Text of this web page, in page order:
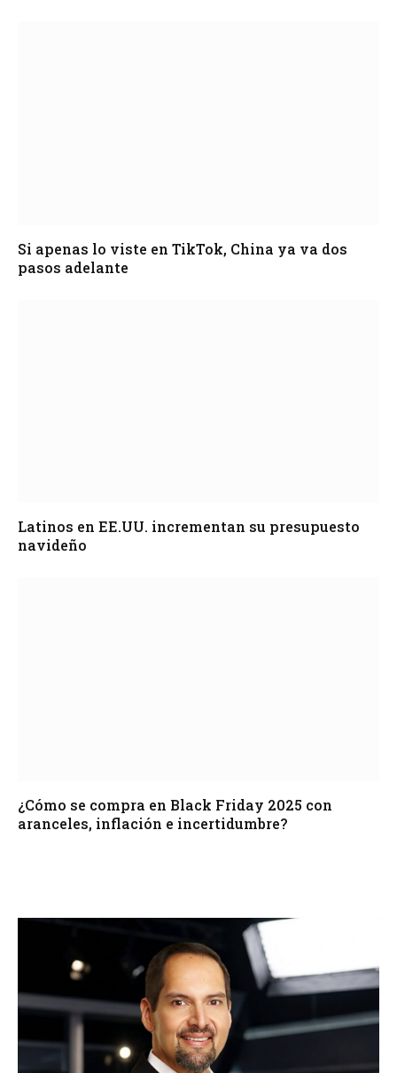
Si apenas lo viste en TikTok, China ya va dos
pasos adelante
Latinos en EE.UU. incrementan su presupuesto
navideño
¿Cómo se compra en Black Friday 2025 con
aranceles, inflación e incertidumbre?